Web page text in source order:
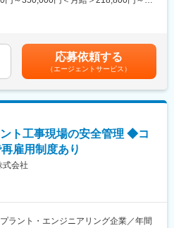
般です。
す。
／40歳※月15時間の時間外勤務が発生し
安の金額であり、選考を通じて上下す
(月額)は固定手当を含めた表記です。
応募依頼する
（エージェントサービス）
ト工事現場の安全管理 ◆コ
雇用制度あり
式会社
ラント・エンジニアリング企業／年間